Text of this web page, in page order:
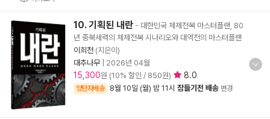
10. 기획된 내란 - 대한민국 체제전복 마스터플랜, 80
년 종북세력의 체제전복 시나리오와 대역전의 마스터플랜
이희천 (지은이)
대추나무
2026년 04월
15,300원 (10% 할인 / 850원) 8.0
양탄자배송 8월 10일 (월) 밤 11시 잠들기전 배송 변경